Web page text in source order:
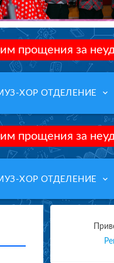
прощения за
ХОР ОТДЕЛЕНИЕ keyboard_arrow_down
прощения за
ХОР ОТДЕЛЕНИЕ keyboard_arrow_down